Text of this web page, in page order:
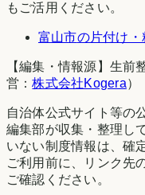
もご活用ください。
富山市の片付け・
【編集・情報源】生前
営：株式会社Kogera）
自治体公式サイト等の
編集部が収集・整理し
いない制度情報は、確
ご利用前に、リンク先
ご確認ください。